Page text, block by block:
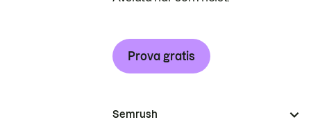
Prova gratis
Semrush